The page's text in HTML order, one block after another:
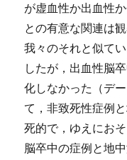
が虚血性か出血性
との有意な関連は
我々のそれと似て
したが，出血性脳
化しなかった（デ
て，非致死性症例
死的で，ゆえにお
脳卒中の症例と地